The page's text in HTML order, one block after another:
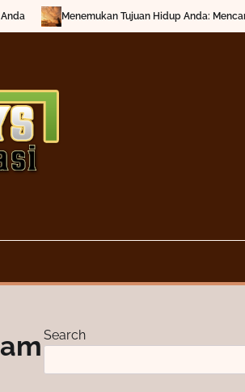
Tujuan Hidup Anda: Mencari Makna dan Inspirasi
Search